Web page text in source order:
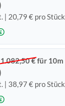
| 20,79 € pro Stück
1.082,50 €für 10m
| 38,97 € pro Stück